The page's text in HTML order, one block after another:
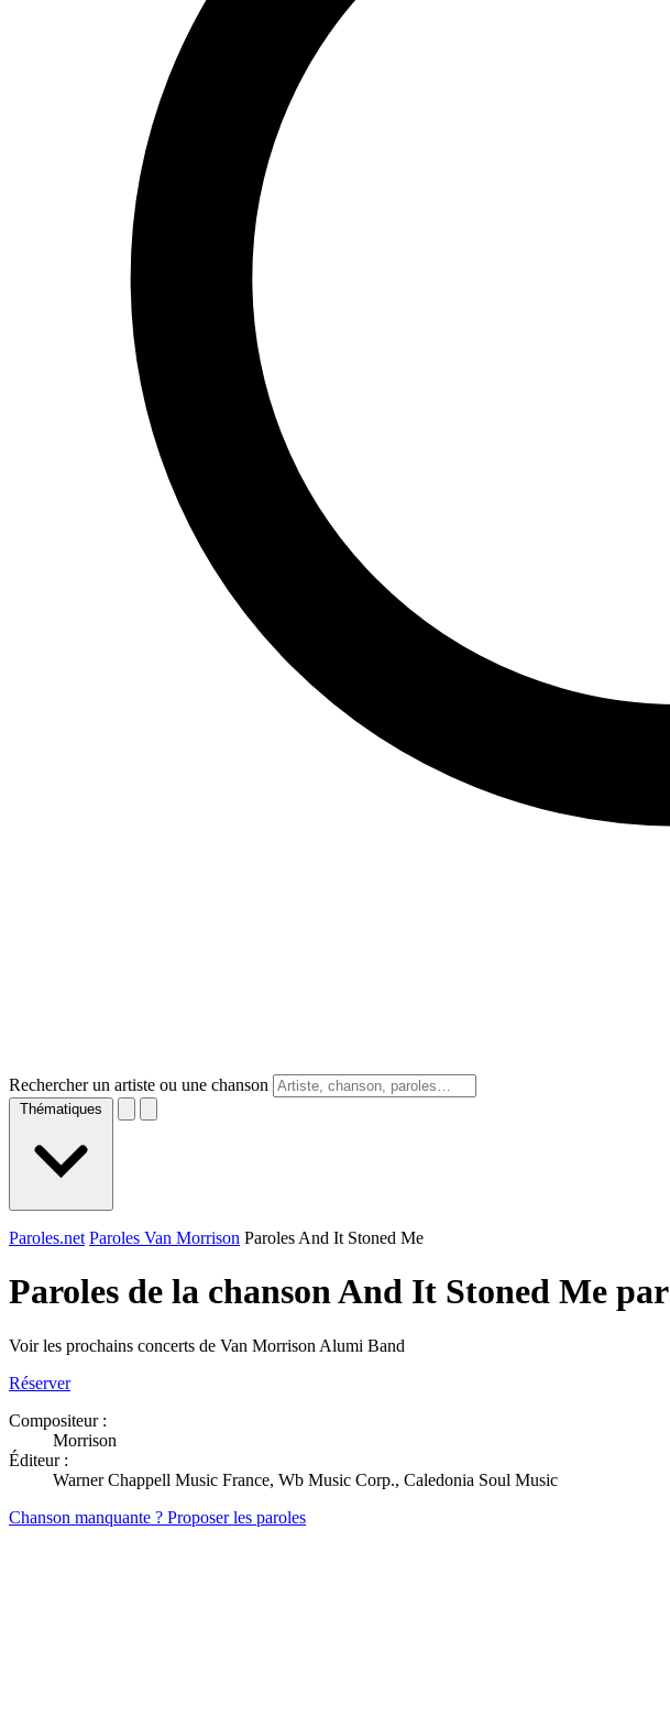
Rechercher un artiste ou une chanson
Thématiques
Paroles.net Paroles Van Morrison Paroles And It Stoned Me
Paroles de la chanson And It Stoned Me par
Voir les prochains concerts de Van Morrison Alumi Band
Réserver
Compositeur :
Morrison
Éditeur :
Warner Chappell Music France, Wb Music Corp., Caledonia Soul Music
Chanson manquante ? Proposer les paroles